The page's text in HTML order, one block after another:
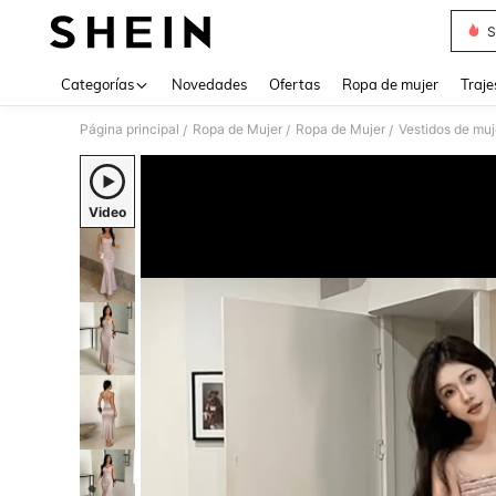
Categorías Novedades Ofertas Ropa de mujer
Página principal / Ropa de Mujer / Ropa de Mujer / Vestidos de
Video